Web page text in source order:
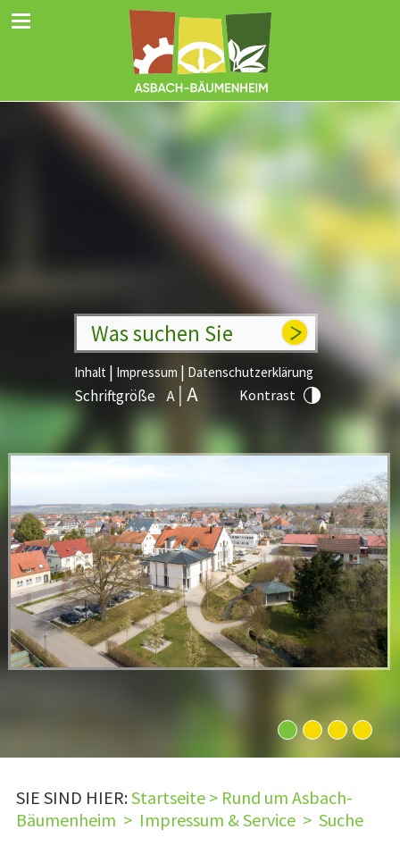
Was suchen Sie
Inhalt | Impressum | Datenschutzerklärung
Schriftgröße Kontrast
SIE SIND HIER:Startseite> Rund um Asbach-
Bäumenheim > Impressum & Service> Suche